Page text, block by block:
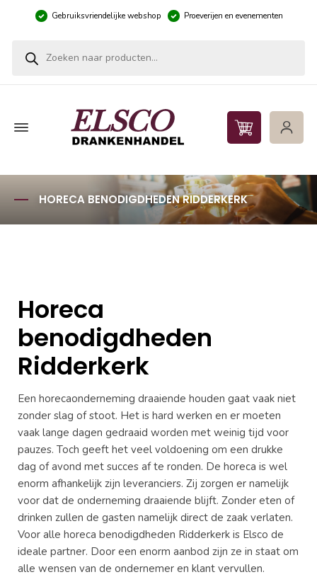
Gebruiksvriendelijke webshop Proeverijen en evenementen
HORECA BENODIGDHEDEN RIDDERKERK
Horeca
benodigdheden
Ridderkerk
Een horecaonderneming draaiende houden gaat vaak niet
zonder slag of stoot. Het is hard werken en er moeten
vaak lange dagen gedraaid worden met weinig tijd voor
pauzes. Toch geeft het veel voldoening om een drukke
dag of avond met succes af te ronden. De horeca is wel
enorm afhankelijk zijn leveranciers. Zij zorgen er namelijk
voor dat de onderneming draaiende blijft. Zonder eten of
drinken zullen de gasten namelijk direct de zaak verlaten.
Voor alle horeca benodigdheden Ridderkerk is Elsco de
ideale partner. Door een enorm aanbod zijn ze in staat om
alle wensen van de ondernemer en klant vervullen.